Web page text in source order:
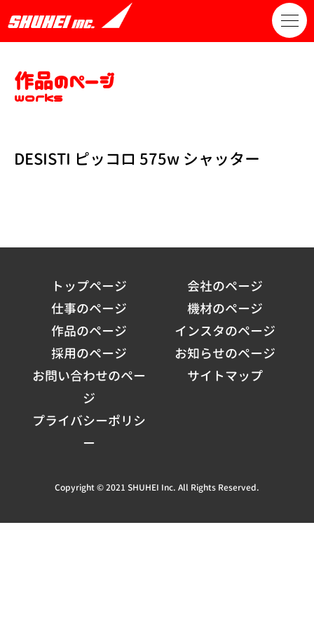
作品のページ
works
DESISTI ピッコロ 575w シャッター
トップページ
会社のページ
仕事のページ
機材のページ
作品のページ
インスタのページ
採用のページ
お知らせのページ
お問い合わせのペー
ジ
サイトマップ
プライバシーポリシ
ー
Copyright © 2021 SHUHEI Inc. All Rights Reserved.